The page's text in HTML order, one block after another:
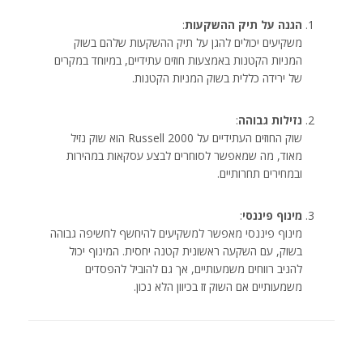
הגנה על תיק ההשקעות:
משקיעים יכולים להגן על תיק ההשקעות שלהם בשוק
המניות הקטנות באמצעות חוזים עתידיים, במיוחד במקרים
של ירידה כללית בשוק המניות הקטנות.
נזילות גבוהה:
שוק החוזים העתידיים על Russell 2000 הוא שוק נזיל
מאוד, מה שמאפשר לסוחרים לבצע עסקאות במהירות
ובמחירים תחרותיים.
מינוף פיננסי:
מינוף פיננסי מאפשר למשקיעים להיחשף לחשיפה גבוהה
בשוק, עם השקעה ראשונית קטנה יחסית. המינוף יכול
להניב רווחים משמעותיים, אך גם להוביל להפסדים
משמעותיים אם השוק זז בכיוון הלא נכון.